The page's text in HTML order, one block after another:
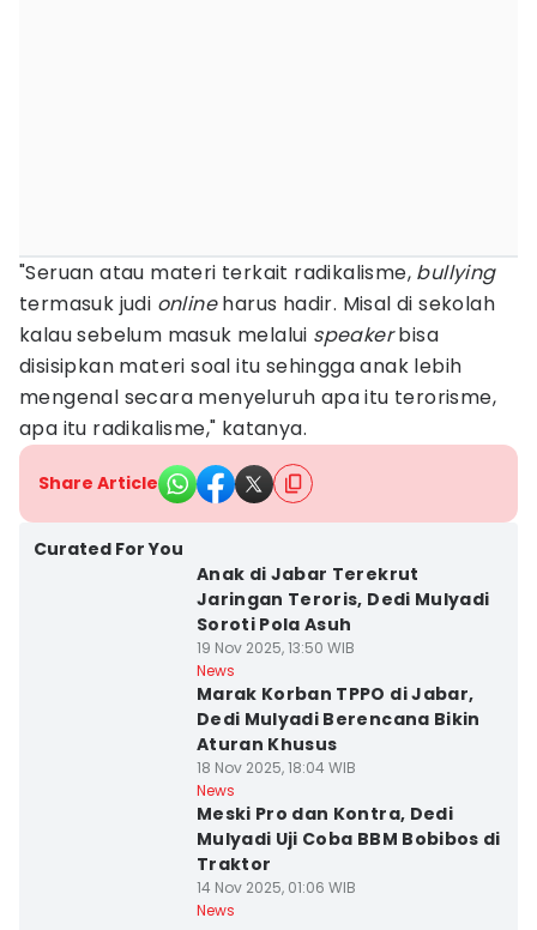
"Seruan atau materi terkait radikalisme, bullying
termasuk judi onlineharus hadir. Misal di sekolah
kalau sebelum masuk melalui speakerbisa
disisipkan materi soal itu sehingga anak lebih
mengenal secara menyeluruh apa itu terorisme,
apa itu radikalisme," katanya.
Share Article
Curated For You
Anak di Jabar Terekrut
Jaringan Teroris, Dedi Mulyadi
Soroti Pola Asuh
19 Nov 2025, 13:50 WIB
News
Marak Korban TPPO di Jabar,
Dedi Mulyadi Berencana Bikin
Aturan Khusus
18 Nov 2025, 18:04 WIB
News
Meski Pro dan Kontra, Dedi
Mulyadi Uji Coba BBM Bobibos di
Traktor
14 Nov 2025, 01:06 WIB
News